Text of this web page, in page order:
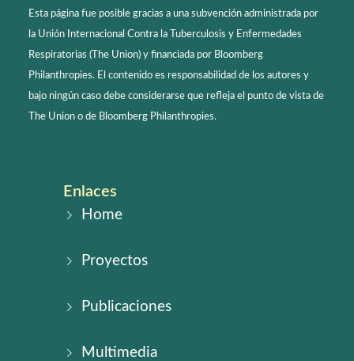
Esta página fue posible gracias a una subvención administrada por
la Unión Internacional Contra la Tuberculosis y Enfermedades
Respiratorias (The Union) y financiada por Bloomberg
Philanthropies. El contenido es responsabilidad de los autores y
bajo ningún caso debe considerarse que refleja el punto de vista de
The Union o de Bloomberg Philanthropies.
Enlaces
Home
Proyectos
Publicaciones
Multimedia